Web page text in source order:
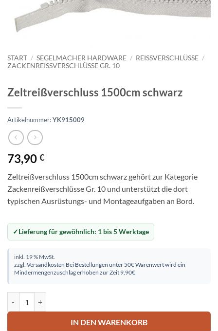
START / SEGELMACHER HARDWARE / REISSVERSCHLÜSSE
/
ZACKENREISSVERSCHLÜSSE GR. 10
Zeltreißverschluss 1500cm schwarz
Artikelnummer:YK915009
73,90 €
Zeltreißverschluss 1500cm schwarz gehört zur Kategorie
Zackenreißverschlüsse Gr. 10 und unterstützt die dort
typischen Ausrüstungs- und Montageaufgaben an Bord.
Lieferung für gewöhnlich: 1 bis 5 Werktage
inkl. 19 % MwSt.
zzgl. Versandkosten Bei Bestellungen unter 50€ Warenwert wird ein
Mindermengenzuschlag erhoben zur Zeit 9,90€
IN DEN WARENKORB